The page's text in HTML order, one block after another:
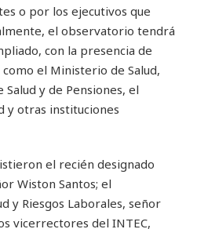
o por los ejecutivos que
el observatorio tendrá
con la presencia de
el Ministerio de Salud,
y de Pensiones, el
y otras instituciones
el recién designado
Wiston Santos; el
y Riesgos Laborales, señor
vicerrectores del INTEC,